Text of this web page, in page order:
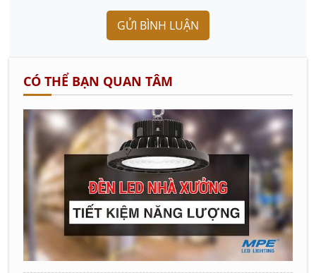
GỬI BÌNH LUẬN
CÓ THỂ BẠN QUAN TÂM